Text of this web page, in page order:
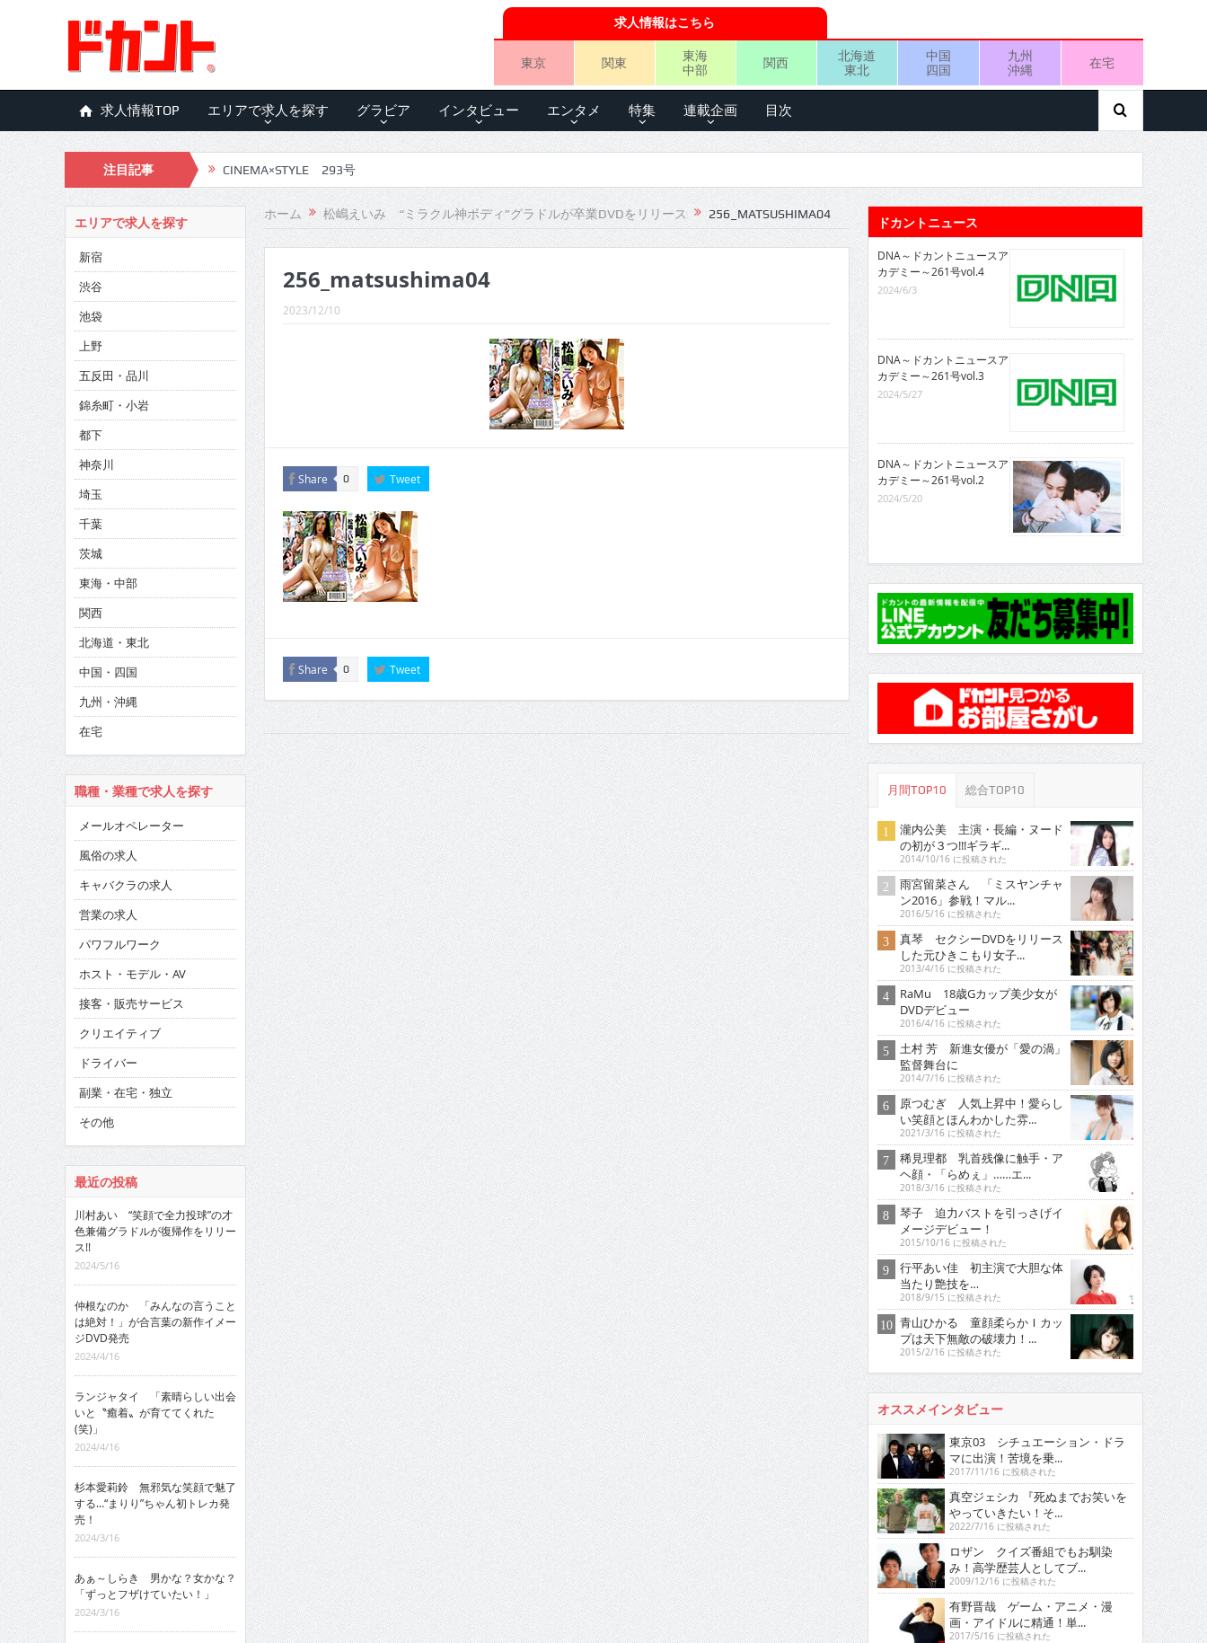
求人情報はこちら
東京 関東
東海
中部
関西
北海道
東北
中国
四国
九州
沖縄
在宅
求人情報TOP エリアで求人を探す グラビア インタビュー エンタメ 特集 連載企画 目次
注目記事 CINEMA×STYLE 293号
CINEMA×STYLE 292号
CINEMA×STYLE 291号
CINEMA×STYLE 290号
CINEMA×STYLE 289号
CINEMA×STYLE 288号
CINEMA×STYLE 286号
CINEMA×STYLE 285号
CINEMA×STYLE 294号
ホーム 松嶋えいみ “ミラクル神ボディ”グラドルが卒業DVDをリリース 256_MATSUSHIMA04
256_matsushima04
2023/12/10
Share 0 Tweet
Share 0 Tweet
エリアで求人を探す
新宿
渋谷
池袋
上野
五反田・品川
錦糸町・小岩
都下
神奈川
埼玉
千葉
茨城
東海・中部
関西
北海道・東北
中国・四国
九州・沖縄
在宅
職種・業種で求人を探す
メールオペレーター
風俗の求人
キャバクラの求人
営業の求人
パワフルワーク
ホスト・モデル・AV
接客・販売サービス
クリエイティブ
ドライバー
副業・在宅・独立
その他
最近の投稿
川村あい “笑顔で全力投球”の才
色兼備グラドルが復帰作をリリー
ス!!
2024/5/16
仲根なのか 「みんなの言うこと
は絶対！」が合言葉の新作イメー
ジDVD発売
2024/4/16
ランジャタイ 「素晴らしい出会
いと〝癒着〟が育ててくれた
(笑)」
2024/4/16
杉本愛莉鈴 無邪気な笑顔で魅了
する…“まりり”ちゃん初トレカ発
売！
2024/3/16
あぁ～しらき 男かな？女かな？
「ずっとフザけていたい！」
2024/3/16
ドカントニュース
DNA～ドカントニュースア
カデミー～261号vol.4
2024/6/3
DNA～ドカントニュースア
カデミー～261号vol.3
2024/5/27
DNA～ドカントニュースア
カデミー～261号vol.2
2024/5/20
月間TOP10 総合TOP10
瀧内公美 主演・長編・ヌード
の初が３つ!!!ギラギ...
2014/10/16 に投稿された
雨宮留菜さん 「ミスヤンチャ
ン2016」参戦！マル...
2016/5/16 に投稿された
真琴 セクシーDVDをリリース
した元ひきこもり女子...
2013/4/16 に投稿された
RaMu 18歳Gカップ美少女が
DVDデビュー
2016/4/16 に投稿された
土村 芳 新進女優が「愛の渦」
監督舞台に
2014/7/16 に投稿された
原つむぎ 人気上昇中！愛らし
い笑顔とほんわかした雰...
2021/3/16 に投稿された
稀見理都 乳首残像に触手・ア
ヘ顔・「らめぇ」……エ...
2018/3/16 に投稿された
琴子 迫力バストを引っさげイ
メージデビュー！
2015/10/16 に投稿された
行平あい佳 初主演で大胆な体
当たり艶技を…
2018/9/15 に投稿された
青山ひかる 童顔柔らかＩカッ
プは天下無敵の破壊力！...
2015/2/16 に投稿された
オススメインタビュー
東京03 シチュエーション・ドラ
マに出演！苦境を乗...
2017/11/16 に投稿された
真空ジェシカ 『死ぬまでお笑いを
やっていきたい！そ...
2022/7/16 に投稿された
ロザン クイズ番組でもお馴染
み！高学歴芸人としてブ...
2009/12/16 に投稿された
有野晋哉 ゲーム・アニメ・漫
画・アイドルに精通！単...
2017/5/16 に投稿された